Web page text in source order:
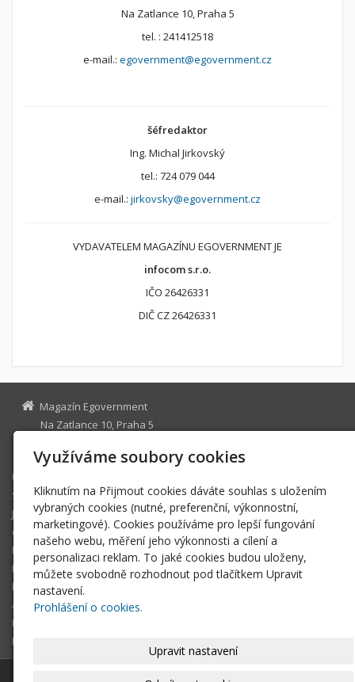
Na Zatlance 10, Praha 5
tel. : 241412518
e-mail.: egovernment@egovernment.cz
šéfredaktor
Ing. Michal Jirkovský
tel.: 724 079 044
e-mail.: jirkovsky@egovernment.cz
VYDAVATELEM MAGAZÍNU EGOVERNMENT JE
infocom s.r.o.
IČO 26426331
DIČ CZ 26426331
Magazín Egovernment
Na Zatlance 10, Praha 5
egovernment@egovernment.cz
Úvodní stránka
STUDIO
JIHLAVA
eOSOBNOST
ROK INFORMATIKY
MIKULOV
EGOVERNMENT THE BEST
ARCHIV MAGAZÍNU
DOTAZ
REGISTRACE ČTENÁŘE
Využíváme soubory cookies
Kliknutím na Přijmout cookies dáváte souhlas s uložením
vybraných cookies (nutné, preferenční, výkonnostní,
marketingové). Cookies používáme pro lepší fungování
našeho webu, měření jeho výkonnosti a cílení a
personalizaci reklam. To jaké cookies budou uloženy,
můžete svobodně rozhodnout pod tlačítkem Upravit
nastavení.
Prohlášení o cookies.
Upravit nastavení